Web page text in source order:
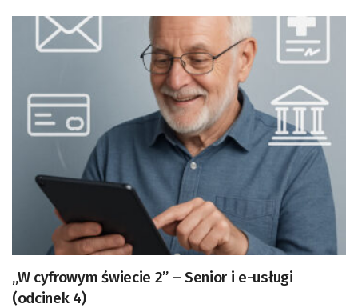
„W cyfrowym świecie 2” – Senior i e-usługi
(odcinek 4)